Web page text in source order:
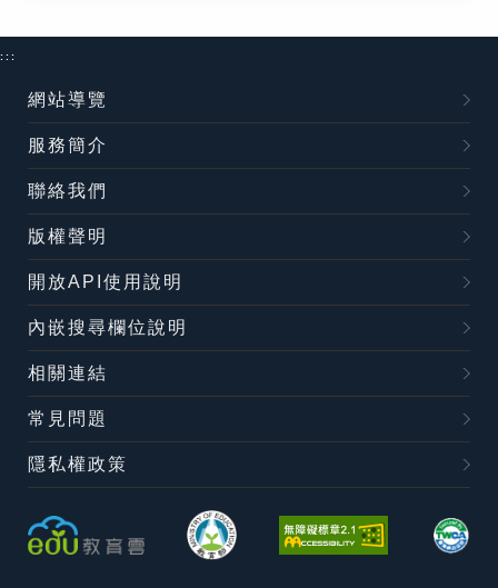
:::
網站導覽
服務簡介
聯絡我們
版權聲明
開放API使用說明
內嵌搜尋欄位說明
相關連結
常見問題
隱私權政策